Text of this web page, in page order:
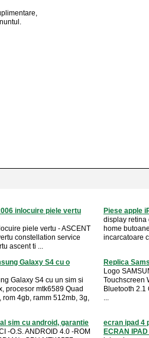
inlocuire piele vertu
piele vertu - ASCENT
constellation service
ascent ti ...
Piese apple
display retina
home
incarcatoare
Galaxy S4 cu o
Galaxy S4 cu un sim si
procesor mtk6589 Quad
4gb, ramm 512mb, 3g,
Replica
Logo
Touchscreen
Bluetooth 2.1
...
sim cu android, garantie
-O.S. ANDROID 4.0 -ROM
ecran ipad 4
ECRAN IPAD